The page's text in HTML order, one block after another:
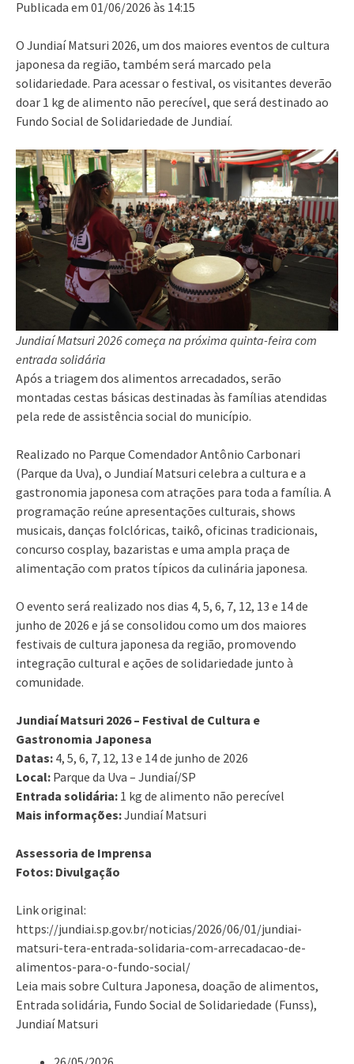
Publicada em 01/06/2026 às 14:15
O Jundiaí Matsuri 2026, um dos maiores eventos de cultura
japonesa da região, também será marcado pela
solidariedade. Para acessar o festival, os visitantes deverão
doar 1 kg de alimento não perecível, que será destinado ao
Fundo Social de Solidariedade de Jundiaí.
Jundiaí Matsuri 2026 começa na próxima quinta-feira com
entrada solidária
Após a triagem dos alimentos arrecadados, serão
montadas cestas básicas destinadas às famílias atendidas
pela rede de assistência social do município.
Realizado no Parque Comendador Antônio Carbonari
(Parque da Uva), o Jundiaí Matsuri celebra a cultura e a
gastronomia japonesa com atrações para toda a família. A
programação reúne apresentações culturais, shows
musicais, danças folclóricas, taikô, oficinas tradicionais,
concurso cosplay, bazaristas e uma ampla praça de
alimentação com pratos típicos da culinária japonesa.
O evento será realizado nos dias 4, 5, 6, 7, 12, 13 e 14 de
junho de 2026 e já se consolidou como um dos maiores
festivais de cultura japonesa da região, promovendo
integração cultural e ações de solidariedade junto à
comunidade.
Jundiaí Matsuri 2026 – Festival de Cultura e
Gastronomia Japonesa
Datas: 4, 5, 6, 7, 12, 13 e 14 de junho de 2026
Local: Parque da Uva – Jundiaí/SP
Entrada solidária: 1 kg de alimento não perecível
Mais informações:Jundiaí Matsuri
Assessoria de Imprensa
Fotos: Divulgação
Link original:
https://jundiai.sp.gov.br/noticias/2026/06/01/jundiai-
matsuri-tera-entrada-solidaria-com-arrecadacao-de-
alimentos-para-o-fundo-social/
Leia mais sobre Cultura Japonesa, doação de alimentos,
Entrada solidária, Fundo Social de Solidariedade (Funss),
Jundiaí Matsuri